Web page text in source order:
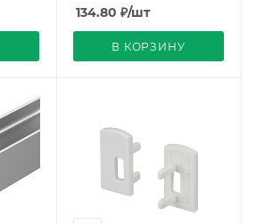
134.80 ₽/шт
В КОРЗИНУ